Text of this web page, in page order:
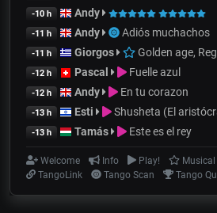
-10 h Andy
-11 h Andy Adiós muchachos
-11 h Giorgos Golden age,
-12 h Pascal Fuelle azul
-12 h Andy En tu corazon
-13 h Esti Shusheta (El
-13 h Tamás Este es el rey
Welcome Info Play!
Musical
TangoLink
Tango Scan Tango